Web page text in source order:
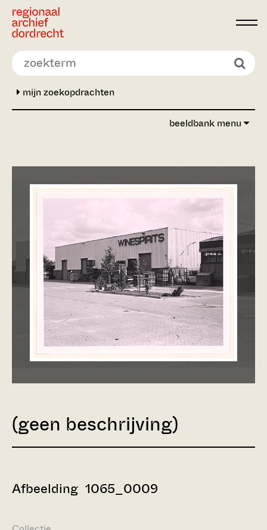
Ga direct naar de inhoud
mijn zoekopdrachten
beeldbank menu
(geen beschrijving)
Afbeelding 1065_0009